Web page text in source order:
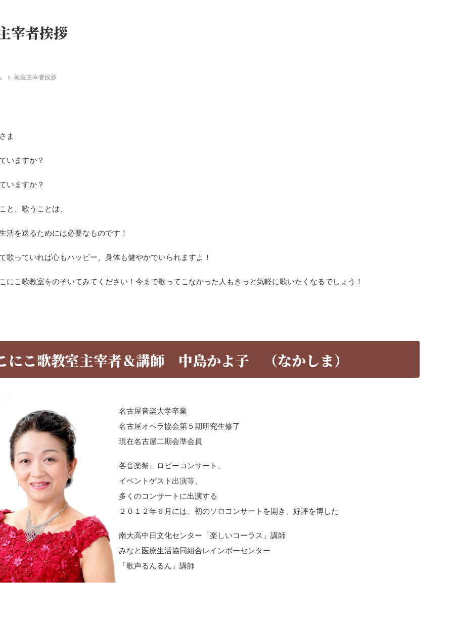
宰者挨拶
教室主宰者挨拶
ま
いますか？
いますか？
と、歌うことは、
活を送るためには必要なものです！
歌っていれば心もハッピー、身体も健やかでいられますよ！
にこ歌教室をのぞいてみてください！今まで歌ってこなかった人もきっと気軽に歌いたくなるでしょう！
にこ歌教室主宰者＆講師 中島かよ子 （なかしま）
名古屋音楽大学卒業
名古屋オペラ協会第５期研究生修了
現在名古屋二期会準会員
各音楽祭、ロビーコンサート、
イベントゲスト出演等、
多くのコンサートに出演する
２０１２年６月には、初のソロコンサートを開き、好評を博した
南大高中日文化センター「楽しいコーラス」講師
みなと医療生活協同組合レインボーセンター
「歌声るんるん」講師